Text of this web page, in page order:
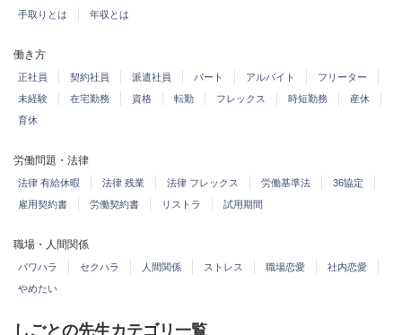
手取りとは
年収とは
働き方
正社員 契約社員 派遣社員 パート アルバイト
フリーター
未経験
在宅勤務 資格 転勤 フレックス 時短勤務
産休
育休
労働問題・法律
法律 有給休暇 法律 残業 法律 フレックス 労働基準法
36協定
雇用契約書
労働契約書 リストラ 試用期間
職場・人間関係
パワハラ セクハラ 人間関係 ストレス 職場恋愛
社内恋愛
やめたい
しごとの先生カテゴリ一覧